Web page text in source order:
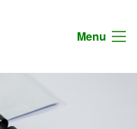
Menu